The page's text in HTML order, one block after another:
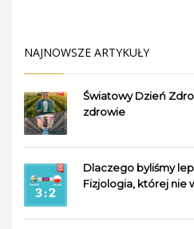
NAJNOWSZE ARTYKUŁY
Światowy Dzień
zdrowie
Dlaczego byliśmy
Fizjologia, której nie